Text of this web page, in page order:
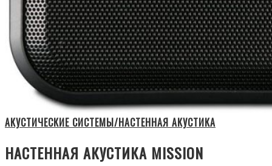
АКУСТИЧЕСКИЕ СИСТЕМЫ/НАСТЕННАЯ АКУСТИКА
НАСТЕННАЯ АКУСТИКА MISSION